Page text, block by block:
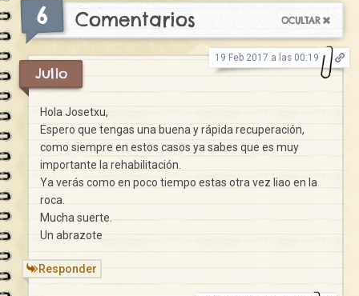
6 Comentarios
Julio
19 Feb 2017 a las 00:19
Hola Josetxu,
Espero que tengas una buena y rápida recuperación,
como siempre en estos casos ya sabes que es muy
importante la rehabilitación.
Ya verás como en poco tiempo estas otra vez liao en la
roca.
Mucha suerte.
Un abrazote
Responder